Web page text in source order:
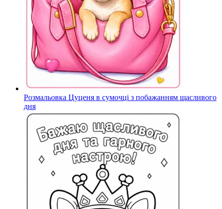
Розмальовка Цуценя в сумочці з побажанням щасливого
дня